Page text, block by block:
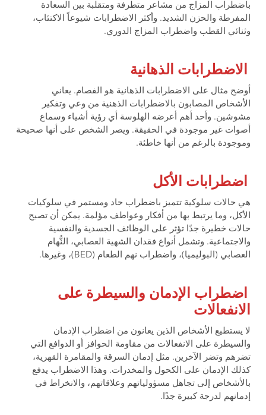
باضطراب المزاج من مشاعر متطرفة ومتقلبة بين السعادة
المفرطة والحزن الشديد. وأكثر الاضطرابات شيوعاً الاكتئاب،
وثنائي القطب واضطراب المزاج الدوري.
الاضطرابات الذهانية
أوضح مثال على الاضطرابات الذهانية هو الفصام. يعاني
الأشخاص المصابون بالاضطرابات الذهنية من وعي وتفكير
مشوشين. وأحد أهم أعرضه الهلوسة أي رؤية أشياء وسماع
أصوات غير موجودة في الحقيقة. ويصر الشخص على أنها صحيحة
وموجودة بالرغم من أنها خاطئة.
اضطرابات الأكل
هي حالات سلوكية تتميز باضطراب حاد ومستمر في سلوكيات
الأكل، وما يرتبط بها من أفكار وعواطف مؤلمة. يمكن أن تصبح
حالات خطيرة جدًا تؤثر على الوظائف الجسدية والنفسية
والاجتماعية. وتشمل أنواع فقدان الشهية العصابي، النُّهام
العصابي (البوليميا)، واضطراب نهم الطعام (BED)، وغيرها.
اضطراب الإدمان والسيطرة على
الانفعالات
لا يستطيع الأشخاص الذين يعانون من اضطراب الإدمان
والسيطرة على الانفعالات من مقاومة الحوافز أو الدوافع التي
تضرهم وتضر الآخرين. مثل إدمان السرقة والمقامرة القهرية،
كذلك الإدمان على الكحول والمخدرات. وهذا الاضطراب يدفع
بالأشخاص إلى تجاهل مسؤولياتهم وعلاقاتهم، والانخراط في
إدمانهم لدرجة كبيرة جدًا.